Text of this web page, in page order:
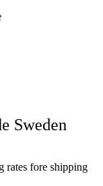
Sweden
rates fore shipping